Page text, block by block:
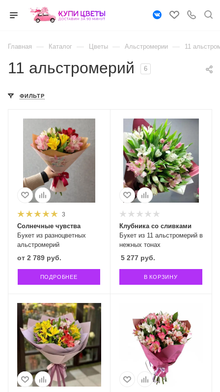
Главная — Каталог — Цветы — Альстромерии — 11
11 альстромерий 6
ФИЛЬТР
3
Букет из разноцветных
альстромерий
Солнечные чувства
от 2 789 руб.
ПОДРОБНЕЕ
Букет из 11 альстромерий в
нежных тонах
Клубника со сливками
5 277руб.
В КОРЗИНУ